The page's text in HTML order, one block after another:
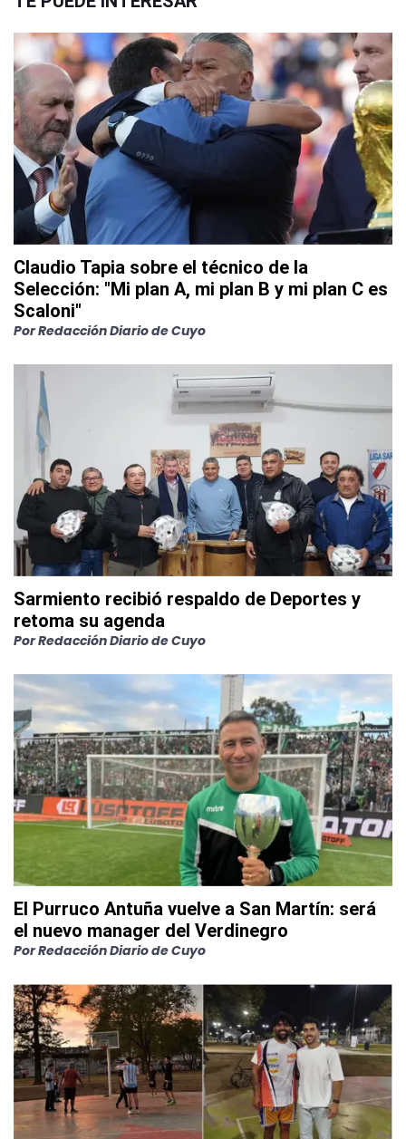
Claudio Tapia sobre el técnico de la
Selección: "Mi plan A, mi plan B y mi plan C es
Scaloni"
PorRedacción Diario de Cuyo
Sarmiento recibió respaldo de Deportes y
retoma su agenda
PorRedacción Diario de Cuyo
El Purruco Antuña vuelve a San Martín: será
el nuevo manager del Verdinegro
PorRedacción Diario de Cuyo